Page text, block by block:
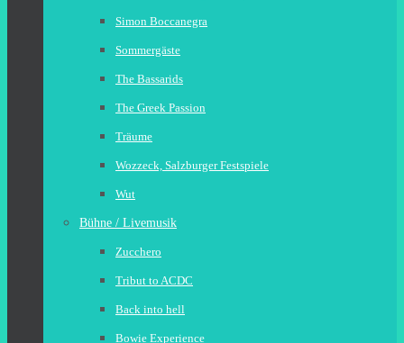
Simon Boccanegra
Sommergäste
The Bassarids
The Greek Passion
Träume
Wozzeck, Salzburger Festspiele
Wut
Bühne / Livemusik
Zucchero
Tribut to ACDC
Back into hell
Bowie Experience